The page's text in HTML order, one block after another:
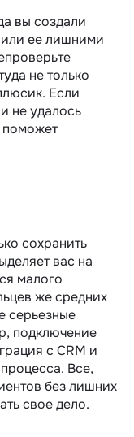
вы создали
ее лишними
не только
Если
не удалось
поможет
сохранить
вас на
малого
же средних
серьезные
подключение
с CRM и
Все,
без лишних
свое дело.